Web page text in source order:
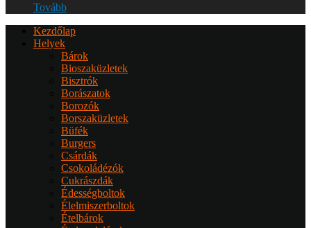
Tovább
Kezdőlap
Helyek
Bárok
Bioszaküzletek
Bisztrók
Borászatok
Borozók
Borszaküzletek
Büfék
Burgers
Csárdák
Csokoládézók
Cukrászdák
Édességboltok
Élelmiszerboltok
Ételbárok